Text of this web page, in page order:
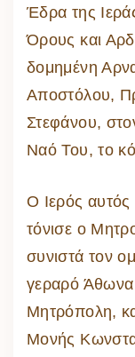
Έδρα της
Όρους και
δομημένη
Αποστόλου,
Στεφάνου,
Ναό Του, το
Ο Ιερός
τόνισε ο
συνιστά τον
γεραρό Άθωνα
Μητρόπολη,
Μονής